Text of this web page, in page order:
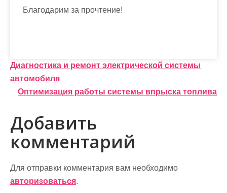
Благодарим за прочтение!
Н
а
и
г
а
ц
Диагностика и ремонт электрической системы
автомобиля
Оптимизация работы системы впрыска топлива
Добавить
комментарий
Для отправки комментария вам необходимо
авторизоваться.